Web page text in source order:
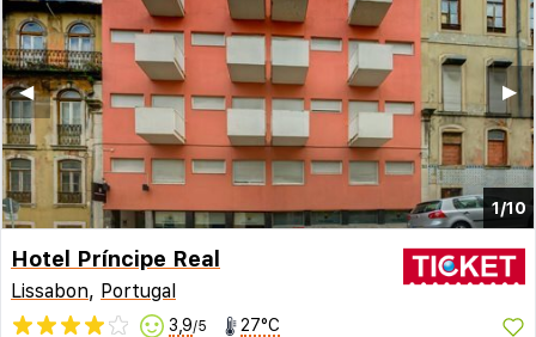
1/10
▶︎
◀︎
Hotel Príncipe Real
Lissabon, Portugal
3,9/5 27°C